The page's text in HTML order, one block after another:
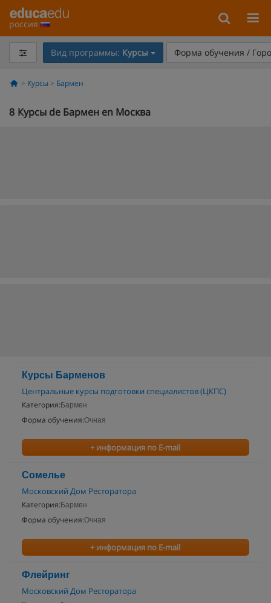
россия
Вид программы: Курсы Форма обучения /
Курсы Бармен
8 Курсы de Бармен en Москва
Курсы Барменов
Центральные курсы подготовки специалистов (ЦКПС)
Категория: Бармен
Форма обучения:Очная
+ информация по E-mail
Cомелье
Московский Дом Ресторатора
Категория: Бармен
Форма обучения:Очная
+ информация по E-mail
Флейринг
Московский Дом Ресторатора